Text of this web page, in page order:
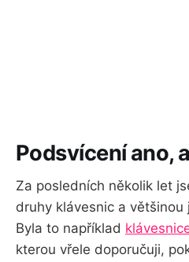
Podsvícení ano,
Za posledních několik let
druhy klávesnic a většinou
Byla to například
kterou vřele doporučuji,